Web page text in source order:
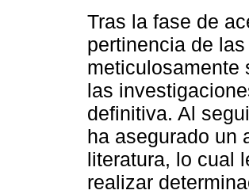
Tras la fase de
pertinencia de
meticulosamente
las
definitiva. Al
ha asegurado un
literatura, lo cual
realizar